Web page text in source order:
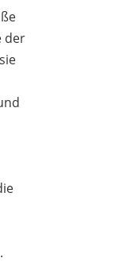
der